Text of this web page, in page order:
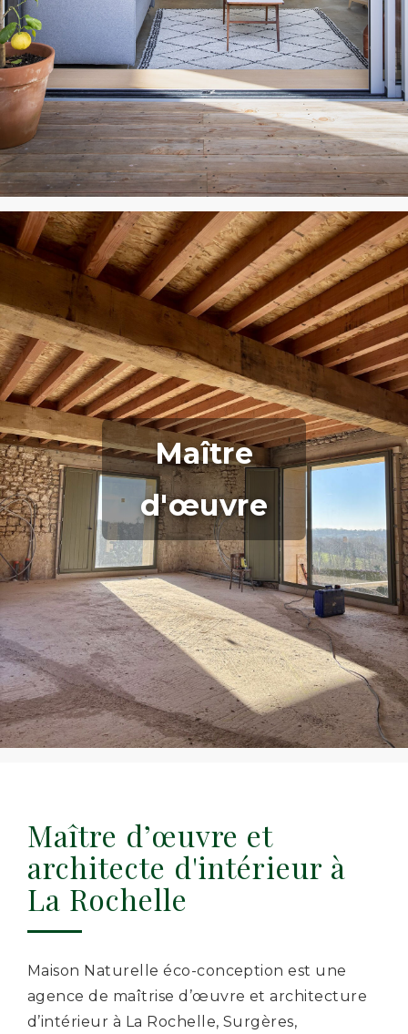
Maître
d'œuvre
Maître d’œuvre et
architecte d'intérieur à
La Rochelle
Maison Naturelle éco-conception est une
agence de maîtrise d’œuvre et architecture
d’intérieur à La Rochelle, Surgères,